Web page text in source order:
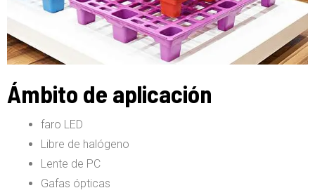
Ámbito de aplicación
faro LED
Libre de halógeno
Lente de PC
Gafas ópticas